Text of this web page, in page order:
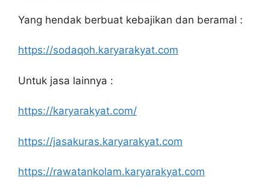
Yang hendak berbuat kebajikan dan beramal :
https://sodaqoh.karyarakyat.com
Untuk jasa lainnya :
https://karyarakyat.com/
https://jasakuras.karyarakyat.com
https://rawatankolam.karyarakyat.com